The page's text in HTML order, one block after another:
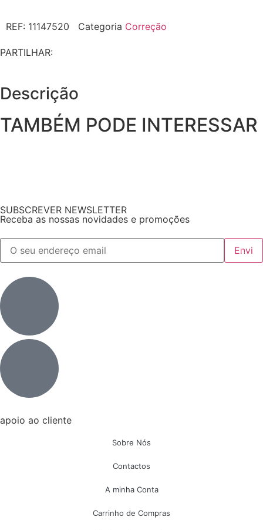
REF: 11147520 Categoria Correção
PARTILHAR:
Descrição
TAMBÉM PODE INTERESSAR
SUBSCREVER NEWSLETTER
Receba as nossas novidades e promoções
apoio ao cliente
Sobre Nós
Contactos
A minha Conta
Carrinho de Compras